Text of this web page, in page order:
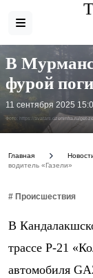
Фото: https://avatars.dzeninfra.ru/get-
В
фурой
11 сентября 2025
Главная
водитель «Газели»
# Происшествия
В
трассе Р-21
автомобиля